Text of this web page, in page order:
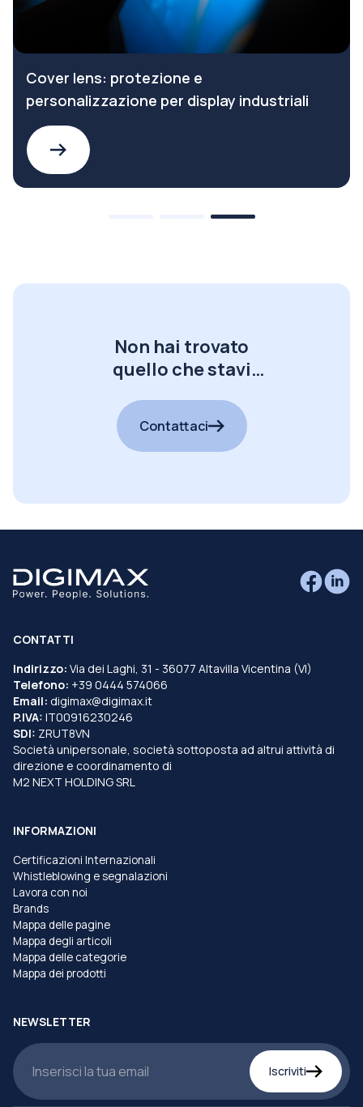
Cover lens: protezione e
personalizzazione per display industriali
Non hai trovato
quello che stavi
Contattaci
CONTATTI
Indirizzo: Via dei Laghi, 31 - 36077 Altavilla Vicentina (VI)
Telefono: +39 0444 574066
Email: digimax@digimax.it
P.IVA: IT00916230246
SDI: ZRUT8VN
Società unipersonale, società sottoposta ad altrui attività di
direzione e coordinamento di
M2 NEXT HOLDING SRL
INFORMAZIONI
Certificazioni Internazionali
Whistleblowing e segnalazioni
Lavora con noi
Brands
Mappa delle pagine
Mappa degli articoli
Mappa delle categorie
Mappa dei prodotti
NEWSLETTER
Iscriviti